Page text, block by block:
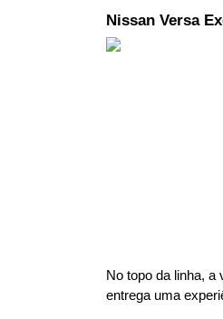
Nissan Versa
No topo da linha,
entrega uma